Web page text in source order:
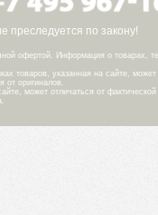
по закону!
офертой. Информация о товарах,
товаров, указанная на сайте,
от оригиналов.
может отличаться от